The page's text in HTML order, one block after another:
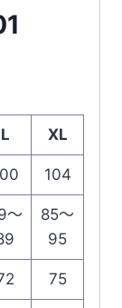
L XL
104
～
85～
95
75